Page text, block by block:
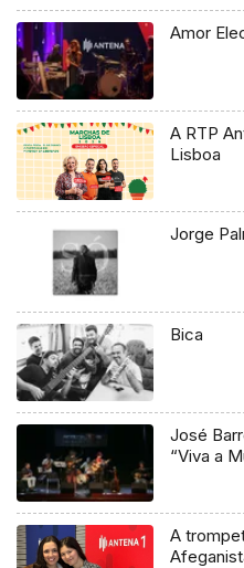
Amor
A RTP
Lisboa
Jorge
Bica
José
“Viva a
A